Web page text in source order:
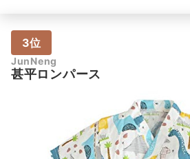
3位
JunNeng
甚平ロンパース